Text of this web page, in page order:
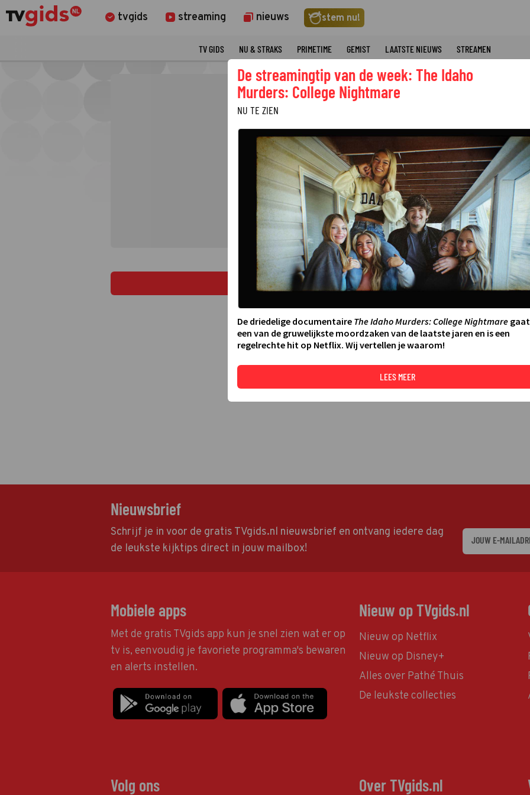
tvgids streaming nieuws stem nu!
TV GIDS NU & STRAKS PRIMETIME GEMIST LAATSTE NIEUWS STREAMEN
LEES MEER
Nieuwsbrief
Schrijf je in voor de gratis TVgids.nl nieuwsbrief en ontvang iedere dag
de leukste kijktips direct in jouw mailbox!
Mobiele apps
Met de gratis TVgids app kun je snel zien wat er op
tv is, eenvoudig je favoriete programma's bewaren
en alerts instellen.
Nieuw op TVgids.nl
Nieuw op Netflix
Nieuw op Disney+
Alles over Pathé Thuis
De leukste collecties
Volg ons Over TVgids.nl
De streamingtip van de week: The Idaho
Murders: College Nightmare
NU TE ZIEN
De driedelige documentaire The Idaho Murders: College Nightmaregaat
een van de gruwelijkste moordzaken van de laatste jaren en is een
regelrechte hit op Netflix. Wij vertellen je waarom!
LEES MEER